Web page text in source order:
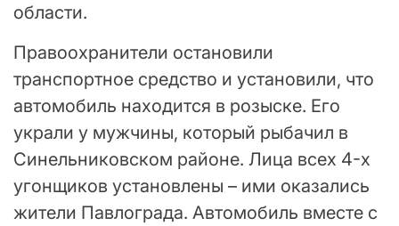
области.
Правоохранители остановили
транспортное средство и установили, что
автомобиль находится в розыске. Его
украли у мужчины, который рыбачил в
Синельниковском районе. Лица всех 4-х
угонщиков установлены – ими оказались
жители Павлограда. Автомобиль вместе с